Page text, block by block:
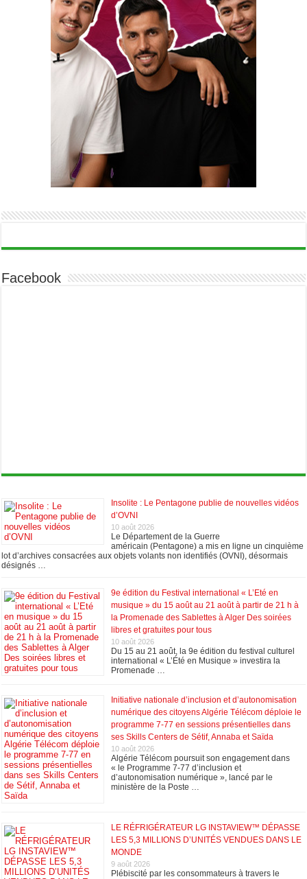
Facebook
Insolite : Le Pentagone publie de nouvelles vidéos
d’OVNI
10 août 2026
Le Département de la Guerre
américain (Pentagone) a mis en ligne un cinquième
lot d’archives consacrées aux objets volants non identifiés (OVNI), désormais
désignés …
9e édition du Festival international « L’Eté en
musique » du 15 août au 21 août à partir de 21 h à
la Promenade des Sablettes à Alger Des soirées
libres et gratuites pour tous
10 août 2026
Du 15 au 21 août, la 9e édition du festival culturel
international « L’Été en Musique » investira la
Promenade …
Initiative nationale d’inclusion et d’autonomisation
numérique des citoyens Algérie Télécom déploie le
programme 7-77 en sessions présentielles dans
ses Skills Centers de Sétif, Annaba et Saïda
10 août 2026
Algérie Télécom poursuit son engagement dans
« le Programme 7-77 d’inclusion et
d’autonomisation numérique », lancé par le
ministère de la Poste …
LE RÉFRIGÉRATEUR LG INSTAVIEW™ DÉPASSE
LES 5,3 MILLIONS D’UNITÉS VENDUES DANS LE
MONDE
9 août 2026
Plébiscité par les consommateurs à travers le